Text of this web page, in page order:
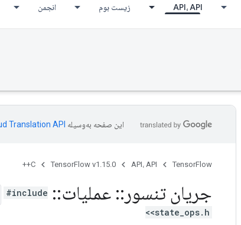
API، API زیست بوم انجمن
این صفحه به‌وسیله
TensorFlow API، API TensorFlow v1.15.0
C++
جریان تنسور :: عملیات::
#include
<state_ops.h>